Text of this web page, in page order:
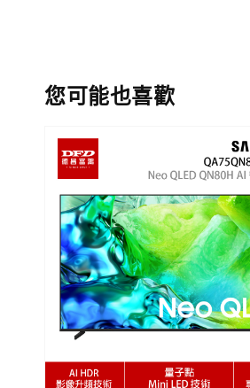
您可能也喜歡